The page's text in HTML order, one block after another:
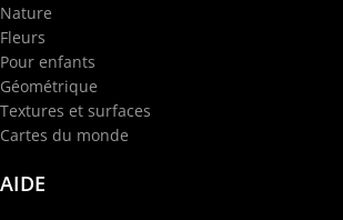
Nature
Fleurs
Pour enfants
Géométrique
Textures et surfaces
Cartes du monde
AIDE